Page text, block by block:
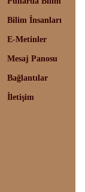
Bilim İnsanları
E-Metinler
Mesaj Panosu
Bağlantılar
İletişim